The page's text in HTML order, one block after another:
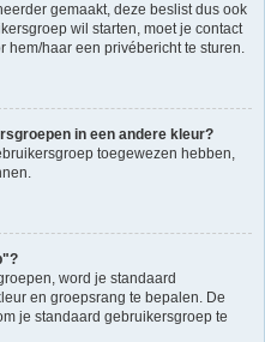
gemaakt, deze beslist dus ook
wil starten, moet je contact
hem/haar een privébericht te sturen.
in een andere kleur?
toegewezen hebben,
word je standaard
en groepsrang te bepalen. De
je standaard gebruikersgroep te